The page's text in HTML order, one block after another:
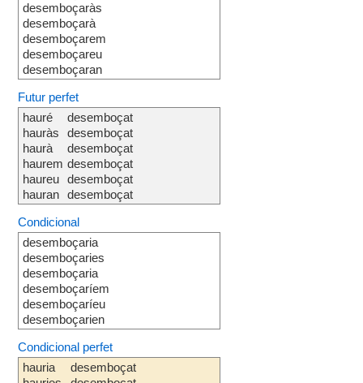
desemboçaràs
desemboçarà
desemboçarem
desemboçareu
desemboçaran
Futur perfet
hauré
hauràs
haurà
haurem
haureu
hauran
desemboçat
desemboçat
desemboçat
desemboçat
desemboçat
desemboçat
Condicional
desemboçaria
desemboçaries
desemboçaria
desemboçaríem
desemboçaríeu
desemboçarien
Condicional perfet
hauria
desemboçat